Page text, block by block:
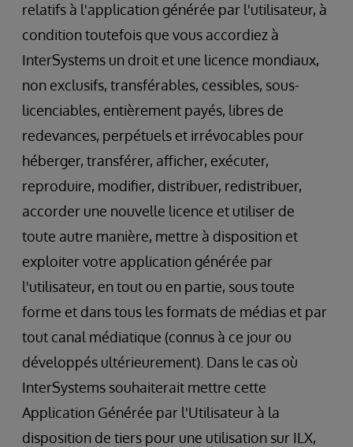
relatifs à l'application générée par l'utilisateur, à
condition toutefois que vous accordiez à
InterSystems un droit et une licence mondiaux,
non exclusifs, transférables, cessibles, sous-
licenciables, entièrement payés, libres de
redevances, perpétuels et irrévocables pour
héberger, transférer, afficher, exécuter,
reproduire, modifier, distribuer, redistribuer,
accorder une nouvelle licence et utiliser de
toute autre manière, mettre à disposition et
exploiter votre application générée par
l'utilisateur, en tout ou en partie, sous toute
forme et dans tous les formats de médias et par
tout canal médiatique (connus à ce jour ou
développés ultérieurement). Dans le cas où
InterSystems souhaiterait mettre cette
Application Générée par l'Utilisateur à la
disposition de tiers pour une utilisation sur ILX,